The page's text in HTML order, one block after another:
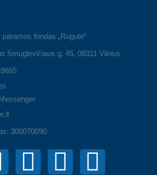
fondas „Rugutė“
Smuglevičiaus g. 45, 08311 Vilnius
300070090